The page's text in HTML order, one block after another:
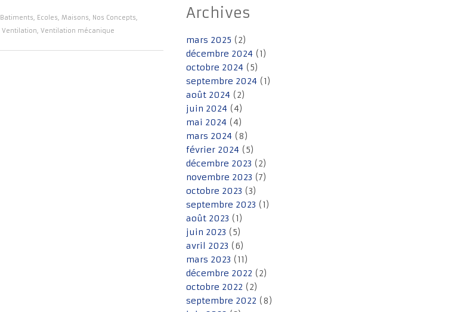
Batiments, Ecoles, Maisons, Nos Concepts,
Ventilation, Ventilation mécanique
Archives
mars 2025 (2)
décembre 2024 (1)
octobre 2024 (5)
septembre 2024 (1)
août 2024 (2)
juin 2024 (4)
mai 2024 (4)
mars 2024 (8)
février 2024 (5)
décembre 2023 (2)
novembre 2023 (7)
octobre 2023 (3)
septembre 2023 (1)
août 2023 (1)
juin 2023 (5)
avril 2023 (6)
mars 2023 (11)
décembre 2022 (2)
octobre 2022 (2)
septembre 2022 (8)